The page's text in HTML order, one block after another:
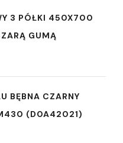
3 PÓŁKI 450X700
GUMĄ
BĘBNA CZARNY
(D0A42021)